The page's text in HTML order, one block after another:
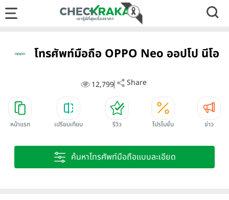
โทรศัพท์มือถือ OPPO Neo ออปโป นีโอ
12,799 Share
หน้าแรก เปรียบเทียบ รีวิว โปรโมชั่น ข่าว
ค้นหาโทรศัพท์มือถือแบบละเอียด